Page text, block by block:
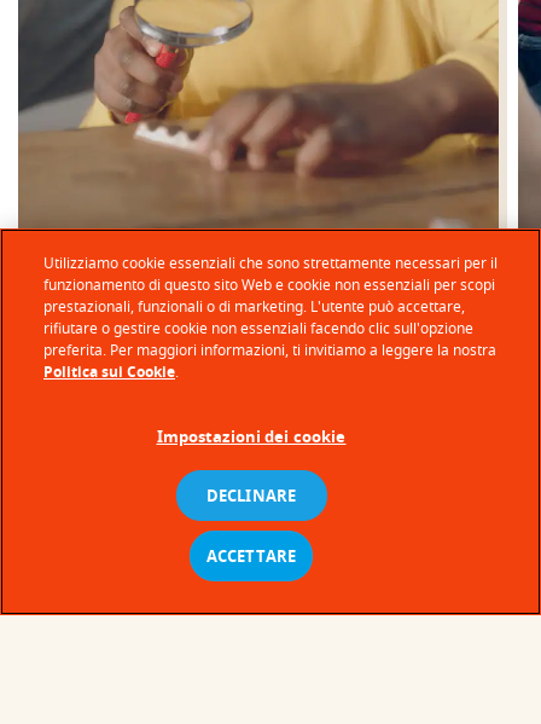
Utilizziamo cookie essenziali che sono strettamente necessari per il
funzionamento di questo sito Web e cookie non essenziali per scopi
prestazionali, funzionali o di marketing. L'utente può accettare,
rifiutare o gestire cookie non essenziali facendo clic sull'opzione
preferita. Per maggiori informazioni, ti invitiamo a leggere la nostra
Politica sui Cookie.
Impostazioni dei cookie
DECLINARE
ACCETTARE